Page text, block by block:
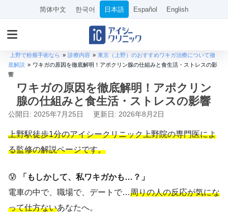
简体中文 한국어 日本語 Español English
上野で粉瘤手術なら » 診療内容 » 東京（上野）のおすすめワキガ治療について徹
底解説 » ワキガの原因を徹底解明！アポクリン腺の仕組みと食生活・ストレスの影
響
ワキガの原因を徹底解明！アポクリン
腺の仕組みと食生活・ストレスの影響
公開日: 2025年7月25日 更新日: 2026年8月2日
上野駅徒歩1分のアイシークリニック上野院の専門医によ
る監修の解説ページです。
😰
「もしかして、私ワキガかも…？」
電車の中で、職場で、デートで…周りの人の反応が気にな
って仕方ないあなたへ。